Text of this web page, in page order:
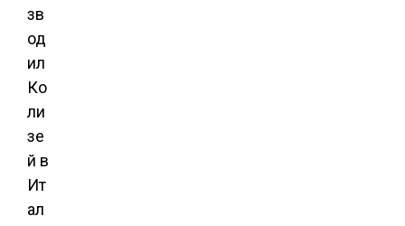
зв
од
ил
Ко
ли
зе
й в
Ит
ал